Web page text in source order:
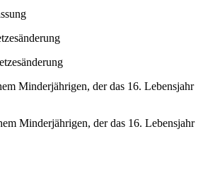
Minderjährigen, der das 16. Lebensjahr
Minderjährigen, der das 16. Lebensjahr